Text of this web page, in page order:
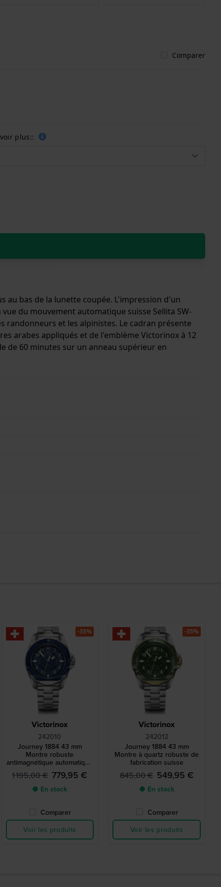
Comparer
plus::
au bas de la lunette coupée. L'impression d'un
du mouvement automatique suisse Sellita SW-
randonneurs et les alpinistes. Le cadran présente
arabes appliqués et de l'emblème Victorinox à 12
de 60 minutes sur un anneau supérieur en
Victorinox
242010
Journey 1884 43 mm
Montre robuste
antimagnétique automatique
fabriquée en Suisse
1 195,00 € 779,95 €
● En stock
Comparer
Voir les produits
-35%
Victorinox
242012
Journey 1884 43 mm
Montre à quartz robuste de
fabrication suisse
845,00 € 549,95 €
● En stock
Comparer
Voir les produits
-35%